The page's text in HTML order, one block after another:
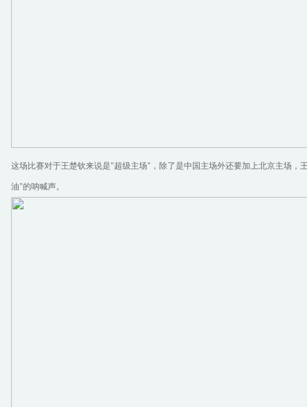
这场比赛对于王楚钦来说是"超级主场"，除了是中国主场外还要加上北京主场，
油"的呐喊声。